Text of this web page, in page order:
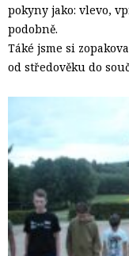
pokyny jako: vlevo,
podobně.
Táké jsme si
od středověku do